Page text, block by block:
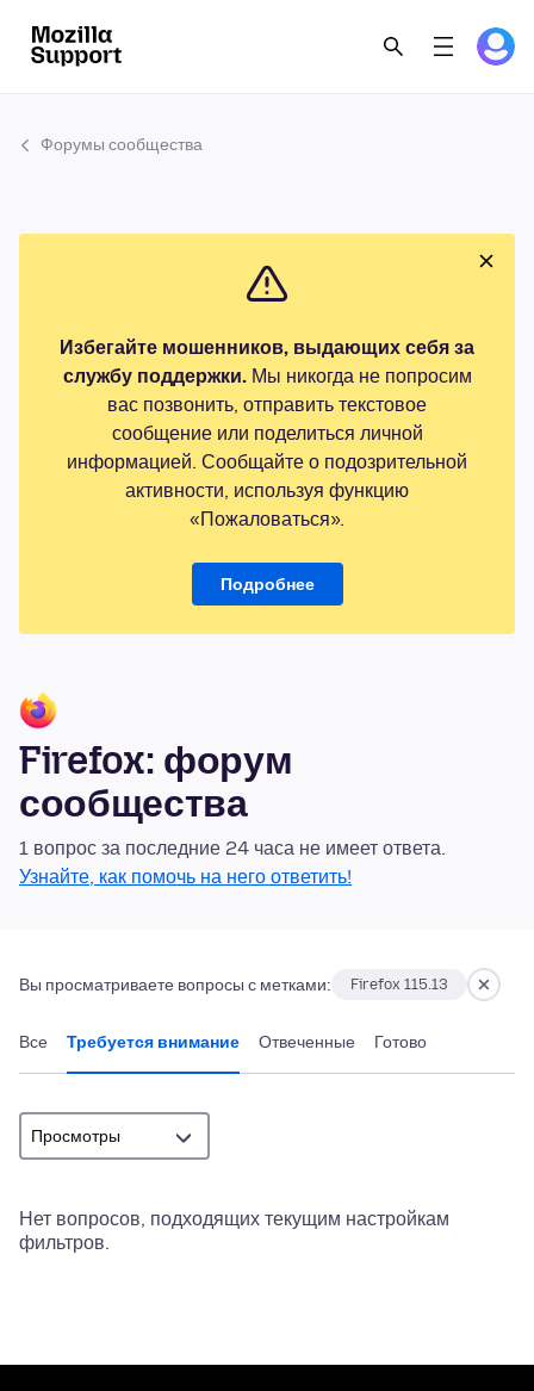
Форумы сообщества
Избегайте мошенников, выдающих себя за
службу поддержки.Мы никогда не попросим
вас позвонить, отправить текстовое
сообщение или поделиться личной
информацией. Сообщайте о подозрительной
активности, используя функцию
«Пожаловаться».
Подробнее
Firefox: форум
сообщества
1 вопрос за последние 24 часа не имеет ответа.
Узнайте, как помочь на него ответить!
Вы просматриваете вопросы с метками: Firefox 115.13
Все Требуется внимание Отвеченные Готово
Нет вопросов, подходящих текущим настройкам
фильтров.